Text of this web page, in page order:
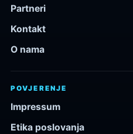
Partneri
Kontakt
O nama
POVJERENJE
Impressum
Etika poslovanja